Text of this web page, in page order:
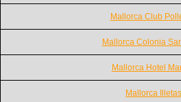
Mallorca Club
Mallorca Colonia
Mallorca Hotel
Mallorca Illetas